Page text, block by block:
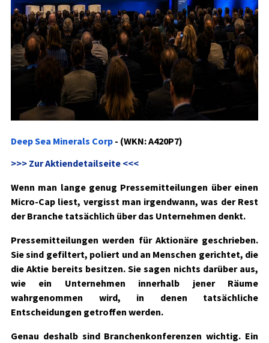
Deep Sea Minerals Corp - (WKN: A420P7)
>>> Zur Aktiendetailseite <<<
Wenn man lange genug Pressemitteilungen über einen
Micro-Cap liest, vergisst man irgendwann, was der Rest
der Branche tatsächlich über das Unternehmen denkt.
Pressemitteilungen werden für Aktionäre geschrieben.
Sie sind gefiltert, poliert und an Menschen gerichtet, die
die Aktie bereits besitzen. Sie sagen nichts darüber aus,
wie ein Unternehmen innerhalb jener Räume
wahrgenommen wird, in denen tatsächliche
Entscheidungen getroffen werden.
Genau deshalb sind Branchenkonferenzen wichtig. Ein